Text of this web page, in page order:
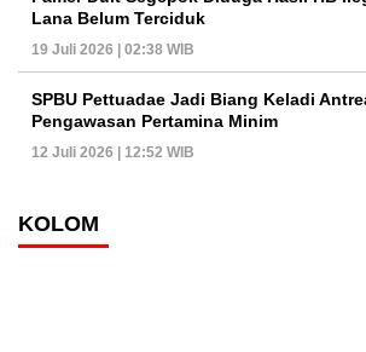
Lana Belum Terciduk
19 Juli 2026 | 02:38 WIB
SPBU Pettuadae Jadi Biang Keladi
Pengawasan Pertamina Minim
12 Juli 2026 | 12:52 WIB
KOLOM